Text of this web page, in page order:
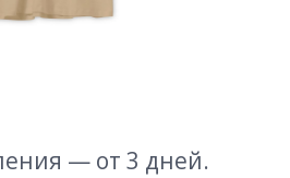
— от 3 дней.